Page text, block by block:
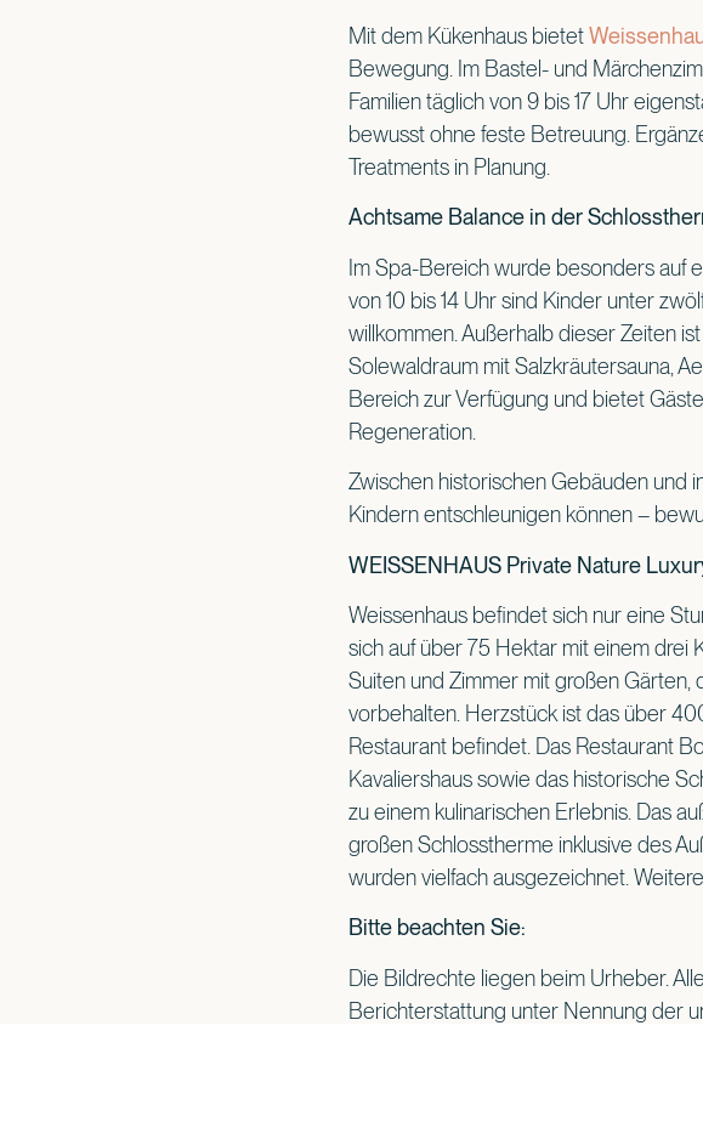
Mit dem Kükenhaus bietet
Bewegung. Im Bastel- und
Familien täglich von 9 bis 17 Uhr
bewusst ohne feste Betreuung.
Treatments in Planung.
Achtsame Balance in der
Im Spa-Bereich wurde besonders auf
von 10 bis 14 Uhr sind Kinder unter
willkommen. Außerhalb dieser Zeiten
Solewaldraum mit Salzkräutersauna,
Bereich zur Verfügung und bietet
Regeneration.
Zwischen historischen Gebäuden und
Kindern entschleunigen können –
WEISSENHAUS Private Nature
Weissenhaus befindet sich nur eine
sich auf über 75 Hektar mit einem drei
Suiten und Zimmer mit großen Gärten,
vorbehalten. Herzstück ist das über
Restaurant befindet. Das Restaurant
Kavaliershaus sowie das historische
zu einem kulinarischen Erlebnis. Das
großen Schlosstherme inklusive des
wurden vielfach ausgezeichnet.
Bitte beachten Sie:
Die Bildrechte liegen beim Urheber.
Berichterstattung unter Nennung der